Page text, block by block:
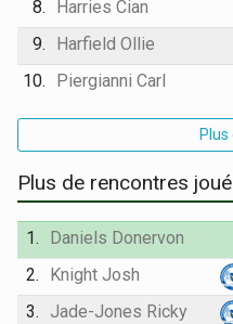
8. Harries Cian
9.
Harfield Ollie
10.
Piergianni Carl
Plus de rencontres
1. Daniels Donervon
2.
Knight Josh
3.
Jade-Jones Ricky